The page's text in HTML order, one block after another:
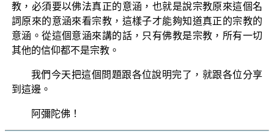
教，必須要以佛法真正的意涵，也就是說宗教原來這個名
詞原來的意涵來看宗教，這樣子才能夠知道真正的宗教的
意涵。從這個意涵來講的話，只有佛教是宗教，所有一切
其他的信仰都不是宗教。
我們今天把這個問題跟各位說明完了，就跟各位分享
到這邊。
阿彌陀佛！